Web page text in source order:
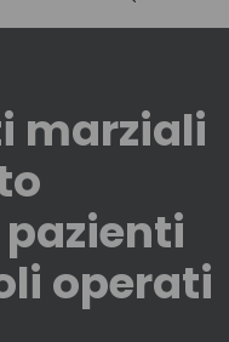
Cerca nel
marziali
operati